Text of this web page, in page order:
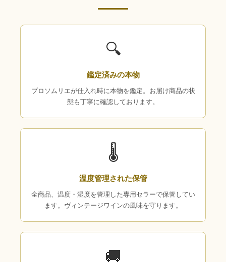
🔍
鑑定済みの本物
プロソムリエが仕入れ時に本物を鑑定。お届け商品の状
態も丁寧に確認しております。
🌡
温度管理された保管
全商品、温度・湿度を管理した専用セラーで保管してい
ます。ヴィンテージワインの風味を守ります。
🚚